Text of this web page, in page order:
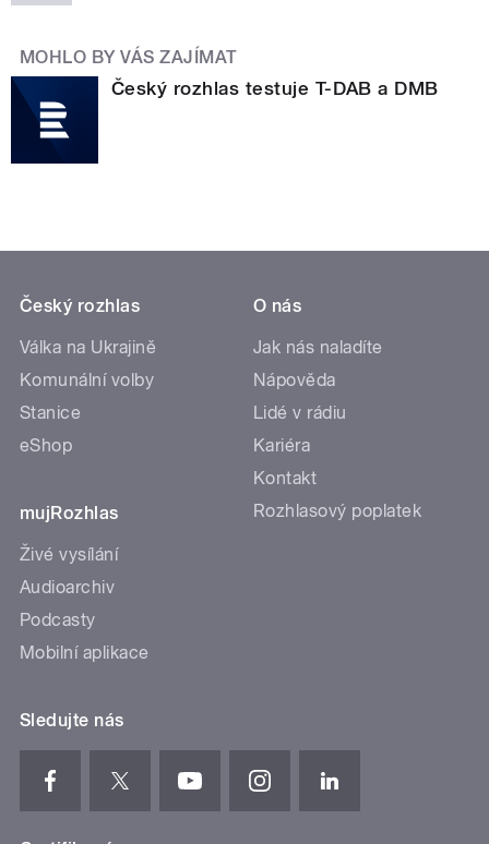
MOHLO BY VÁS ZAJÍMAT
Český rozhlas testuje T-DAB a DMB
Český rozhlas
Válka na Ukrajině
Komunální volby
Stanice
eShop
mujRozhlas
Živé vysílání
Audioarchiv
Podcasty
Mobilní aplikace
O nás
Jak nás naladíte
Nápověda
Lidé v rádiu
Kariéra
Kontakt
Rozhlasový poplatek
Sledujte nás